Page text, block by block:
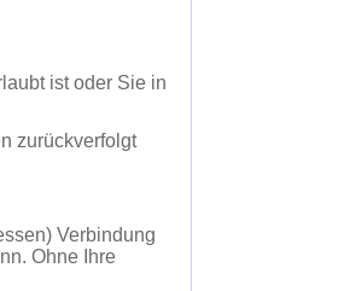
ist oder Sie in
zurückverfolgt
Verbindung
Ohne Ihre